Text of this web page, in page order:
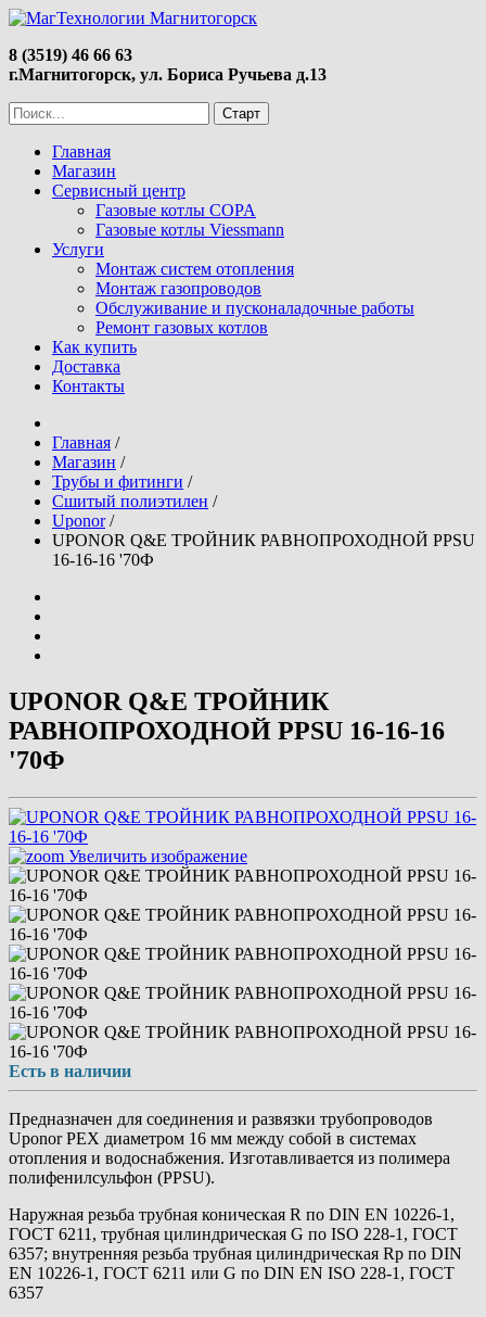
8 (3519) 46 66 63
г.Магнитогорск, ул. Бориса Ручьева д.13
Главная
Магазин
Сервисный центр
Газовые котлы COPA
Газовые котлы Viessmann
Услуги
Монтаж систем отопления
Монтаж газопроводов
Обслуживание и пусконаладочные работы
Ремонт газовых котлов
Как купить
Доставка
Контакты
Главная /
Магазин /
Трубы и фитинги /
Сшитый полиэтилен /
Uponor /
UPONOR Q&E ТРОЙНИК РАВНОПРОХОДНОЙ PPSU
16-16-16 '70Ф
UPONOR Q&E ТРОЙНИК
РАВНОПРОХОДНОЙ PPSU 16-16-16
'70Ф
Увеличить изображение
Есть в наличии
Предназначен для соединения и развязки трубопроводов
Uponor PEX диаметром 16 мм между собой в системах
отопления и водоснабжения. Изготавливается из полимера
полифенилсульфон (PPSU).
Наружная резьба трубная коническая R по DIN EN 10226-1,
ГОСТ 6211, трубная цилиндрическая G по ISO 228-1, ГОСТ
6357; внутренняя резьба трубная цилиндрическая Rp по DIN
EN 10226-1, ГОСТ 6211 или G по DIN EN ISO 228-1, ГОСТ
6357